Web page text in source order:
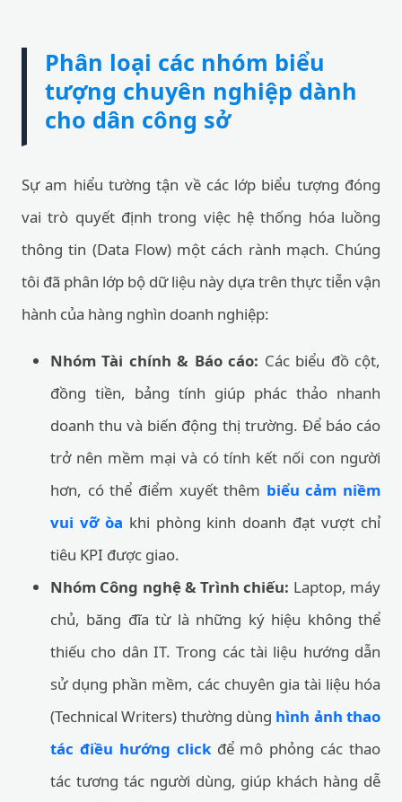
Phân loại các nhóm biểu
tượng chuyên nghiệp dành
cho dân công sở
Sự am hiểu tường tận về các lớp biểu tượng đóng
vai trò quyết định trong việc hệ thống hóa luồng
thông tin (Data Flow) một cách rành mạch. Chúng
tôi đã phân lớp bộ dữ liệu này dựa trên thực tiễn vận
hành của hàng nghìn doanh nghiệp:
Nhóm Tài chính & Báo cáo: Các biểu đồ cột,
đồng tiền, bảng tính giúp phác thảo nhanh
doanh thu và biến động thị trường. Để báo cáo
trở nên mềm mại và có tính kết nối con người
hơn, có thể điểm xuyết thêm biểu cảm niềm
vui vỡ òa khi phòng kinh doanh đạt vượt chỉ
tiêu KPI được giao.
Nhóm Công nghệ & Trình chiếu: Laptop, máy
chủ, băng đĩa từ là những ký hiệu không thể
thiếu cho dân IT. Trong các tài liệu hướng dẫn
sử dụng phần mềm, các chuyên gia tài liệu hóa
(Technical Writers) thường dùng hình ảnh thao
tác điều hướng clickđể mô phỏng các thao
tác tương tác người dùng, giúp khách hàng dễ